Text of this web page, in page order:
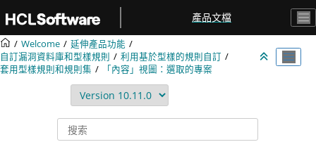
產品文檔
Welcome
延伸產品功能
自訂漏洞資料庫和型樣規則
利用基於型樣的規則自訂
套用型樣規則和規則集
「內容」視圖：選取的專案